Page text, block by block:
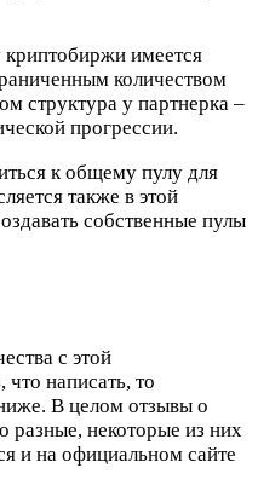
имеется
количеством
структура у партнерка –
прогрессии.
к общему пулу для
также в этой
собственные пулы
с этой
написать, то
В целом отзывы о
разные, некоторые из них
и на официальном сайте